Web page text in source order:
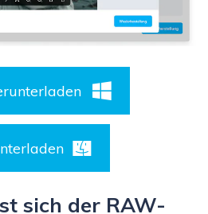
sich der RAW-